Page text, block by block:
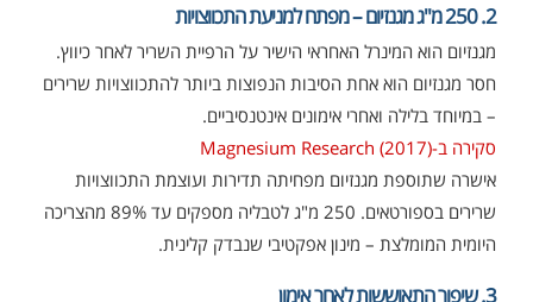
2. 250 מ"ג מגנזיום – מפתח למניעת התכווצויות
מגנזיום הוא המינרל האחראי הישיר על הרפיית השריר לאחר כיווץ.
חסר מגנזיום הוא אחת הסיבות הנפוצות ביותר להתכווצויות שרירים
– במיוחד בלילה ואחרי אימונים אינטנסיביים.
סקירה ב-Magnesium Research (2017)
אישרה שתוספת מגנזיום מפחיתה תדירות ועוצמת התכווצויות
שרירים בספורטאים. 250 מ"ג לטבליה מספקים עד 89% מהצריכה
היומית המומלצת – מינון אפקטיבי שנבדק קלינית.
3. שיפור התאוששות לאחר אימון